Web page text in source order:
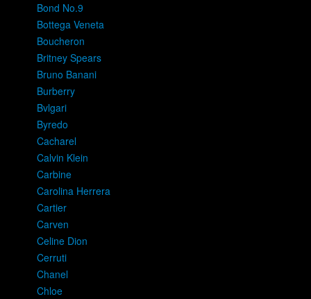
Bond No.9
Bottega Veneta
Boucheron
Britney Spears
Bruno Banani
Burberry
Bvlgari
Byredo
Cacharel
Calvin Klein
Carbine
Carolina Herrera
Cartier
Carven
Celine Dion
Cerruti
Chanel
Chloe